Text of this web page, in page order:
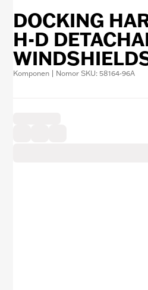
DOCKING
H-D
Komponen | Nomor SKU: 58164-96A